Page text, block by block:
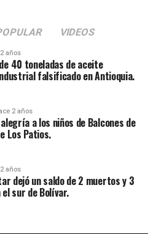
VIDEOS
años
40 toneladas de aceite
falsificado en Antioquia.
2 años
a los niños de Balcones de
Los Patios.
años
dejó un saldo de 2 muertos y 3
sur de Bolívar.